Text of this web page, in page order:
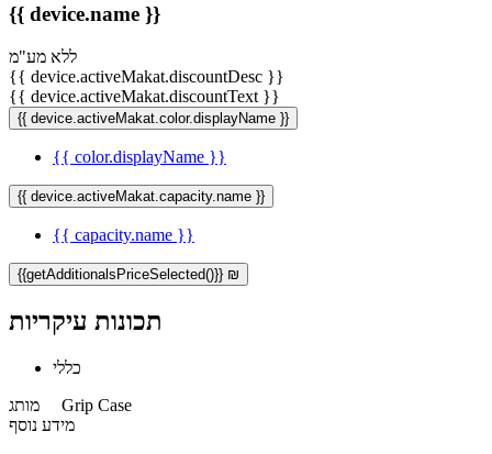
{{ device.name }}
ללא מע"מ
{{ device.activeMakat.discountDesc }}
{{ device.activeMakat.discountText }}
{{ device.activeMakat.color.displayName }}
{{ color.displayName }}
{{ device.activeMakat.capacity.name }}
{{ capacity.name }}
{{getAdditionalsPriceSelected()}} ₪
תכונות עיקריות
כללי
מותג Grip Case
מידע נוסף